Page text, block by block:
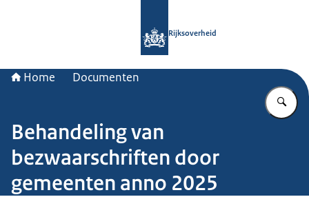
Rijksoverheid
Home Documenten
Behandeling van
bezwaarschriften door
gemeenten anno 2025